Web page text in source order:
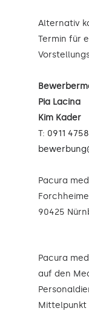
Alternativ
Termin für
Pia Lacina
Kim Kader
T: 0911
Pacura
90425
Pacura
auf den
Mittelpunkt